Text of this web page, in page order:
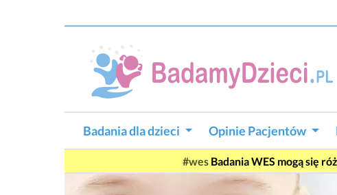
Badania dla dzieci Opinie Pacjentów
#wes Badania WES mogą się